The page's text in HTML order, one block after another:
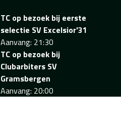
TC op bezoek bij eerste
selectie SV Excelsior'31
Aanvang: 21:30
TC op bezoek bij
Clubarbiters SV
Gramsbergen
Aanvang: 20:00